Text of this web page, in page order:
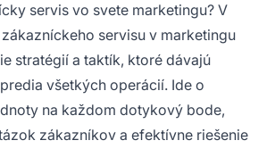
servis vo svete marketingu? V
servisu v marketingu
stratégií a taktík, ktoré dávajú
všetkých operácií. Ide o
na každom dotykový bode,
zákazníkov a efektívne riešenie